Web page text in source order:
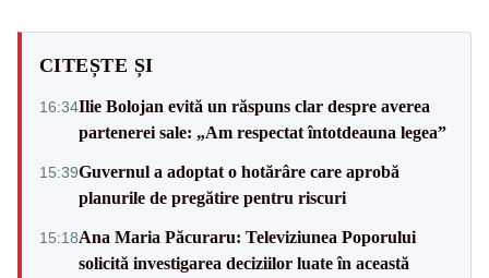
CITEȘTE ȘI
16:34Ilie Bolojan evită un răspuns clar despre averea
partenerei sale: „Am respectat întotdeauna legea”
15:39Guvernul a adoptat o hotărâre care aprobă
planurile de pregătire pentru riscuri
15:18Ana Maria Păcuraru: Televiziunea Poporului
solicită investigarea deciziilor luate în această